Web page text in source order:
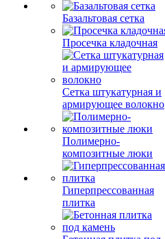
Базальтовая сетка
Просечка кладочная
Сетка штукатурная и
армирующее волокно
Полимерно-
композитные люки
Гиперпрессованная
плитка